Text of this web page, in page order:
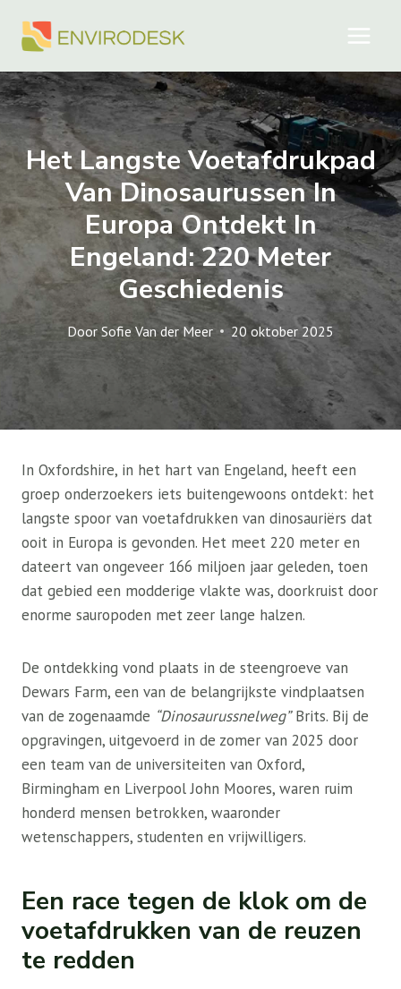
naar
Het Langste Voetafdrukpad
Van Dinosaurussen In
Europa Ontdekt In
Engeland: 220 Meter
Geschiedenis
Door Sofie Van der Meer 20 oktober 2025
In Oxfordshire, in het hart van Engeland, heeft een
groep onderzoekers iets buitengewoons ontdekt: het
langste spoor van voetafdrukken van dinosauriërs dat
ooit in Europa is gevonden. Het meet 220 meter en
dateert van ongeveer 166 miljoen jaar geleden, toen
dat gebied een modderige vlakte was, doorkruist door
enorme sauropoden met zeer lange halzen.
De ontdekking vond plaats in de steengroeve van
Dewars Farm, een van de belangrijkste vindplaatsen
van de zogenaamde “Dinosaurussnelweg”Brits. Bij de
opgravingen, uitgevoerd in de zomer van 2025 door
een team van de universiteiten van Oxford,
Birmingham en Liverpool John Moores, waren ruim
honderd mensen betrokken, waaronder
wetenschappers, studenten en vrijwilligers.
Een race tegen de klok om de
voetafdrukken van de reuzen
te redden